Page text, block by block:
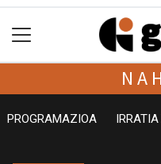
PROGRAMAZIOA